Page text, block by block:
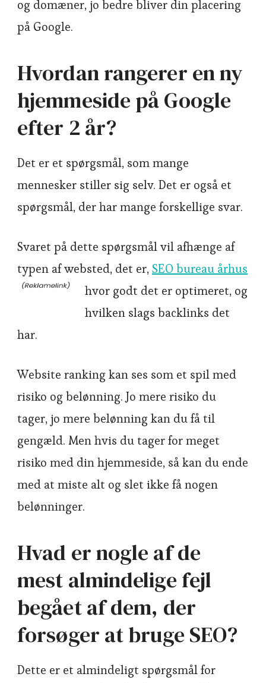
og domæner, jo bedre bliver din placering
på Google.
Hvordan rangerer en ny
hjemmeside på Google
efter 2 år?
Det er et spørgsmål, som mange
mennesker stiller sig selv. Det er også et
spørgsmål, der har mange forskellige svar.
Svaret på dette spørgsmål vil afhænge af
typen af websted, det er,SEO bureau århus
hvor godt det er optimeret, og
hvilken slags backlinks det
har.
Website ranking kan ses som et spil med
risiko og belønning. Jo mere risiko du
tager, jo mere belønning kan du få til
gengæld. Men hvis du tager for meget
risiko med din hjemmeside, så kan du ende
med at miste alt og slet ikke få nogen
belønninger.
Hvad er nogle af de
mest almindelige fejl
begået af dem, der
forsøger at bruge SEO?
Dette er et almindeligt spørgsmål for